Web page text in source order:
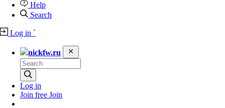
Help
Search
Log in `
nickfw.ru
Log in
Join free Join